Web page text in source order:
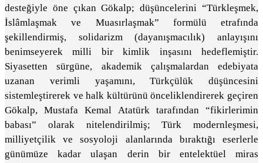
desteğiyle öne çıkan Gökalp; düşüncelerini “Türkleşmek,
İslâmlaşmak ve Muasırlaşmak” formülü etrafında
şekillendirmiş, solidarizm (dayanışmacılık) anlayışını
benimseyerek milli bir kimlik inşasını hedeflemiştir.
Siyasetten sürgüne, akademik çalışmalardan edebiyata
uzanan verimli yaşamını, Türkçülük düşüncesini
sistemleştirerek ve halk kültürünü önceliklendirerek geçiren
Gökalp, Mustafa Kemal Atatürk tarafından “fikirlerimin
babası” olarak nitelendirilmiş; Türk modernleşmesi,
milliyetçilik ve sosyoloji alanlarında bıraktığı eserlerle
günümüze kadar ulaşan derin bir entelektüel miras